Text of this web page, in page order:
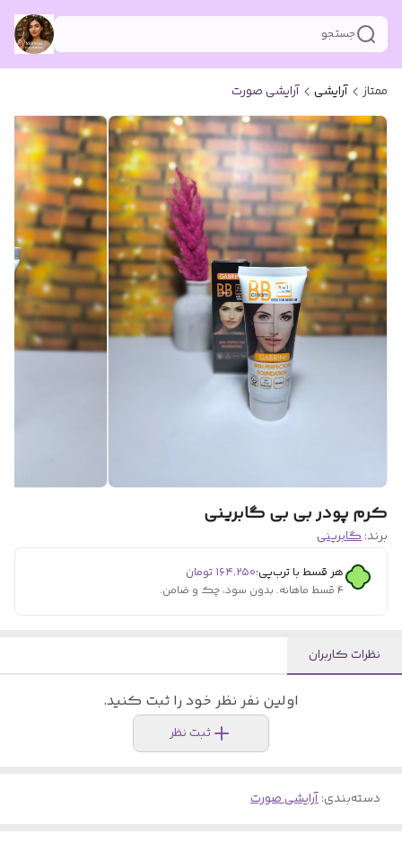
جستجو
ممتاز آرایشی آرایشی صورت
کرم پودر بی بی گابرینی
برند:گابرینی
هر قسط با ترب‌پی:۱۶۴٬۲۵۰ تومان
۴ قسط ماهانه. بدون سود، چک و ضامن.
نظرات کاربران
اولین نفر نظر خود را ثبت کنید.
ثبت نظر
دسته‌بندی:آرایشی صورت